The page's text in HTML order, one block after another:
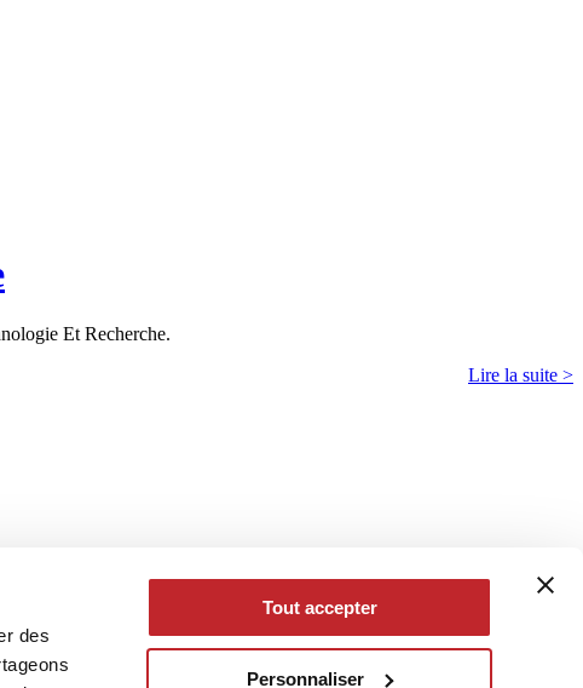
des
Tout accepter
Personnaliser
Et Recherche.
Lire la suite >